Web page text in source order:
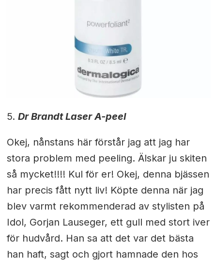
5. Dr Brandt Laser A-peel
Okej, nånstans här förstår jag att jag har
stora problem med peeling. Älskar ju skiten
så mycket!!!! Kul för er! Okej, denna bjässen
har precis fått nytt liv! Köpte denna när jag
blev varmt rekommenderad av stylisten på
Idol, Gorjan Lauseger, ett gull med stort iver
för hudvård. Han sa att det var det bästa
han haft, sagt och gjort hamnade den hos